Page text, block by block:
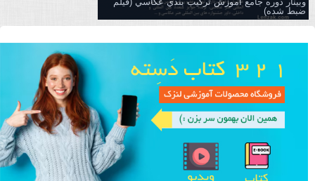
ضبط شده)